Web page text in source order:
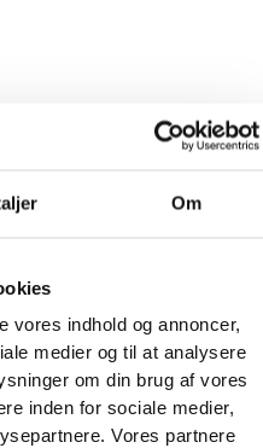
Om
vores indhold og annoncer,
medier og til at analysere
om din brug af vores
inden for sociale medier,
Vores partnere